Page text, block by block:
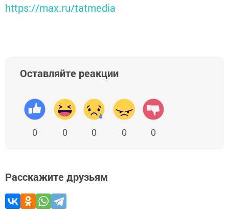
https://max.ru/tatmedia
Оставляйте реакции
0 0 0 0 0
Расскажите друзьям